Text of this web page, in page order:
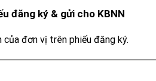
đăng ký & gửi cho KBNN
đơn vị trên phiếu đăng ký.